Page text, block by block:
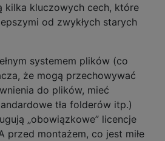
kilka kluczowych cech, które
od zwykłych starych
systemem plików (co
że ​​mogą przechowywać
do plików, mieć
tła folderów itp.)
„obowiązkowe” licencje
przed montażem, co jest miłe